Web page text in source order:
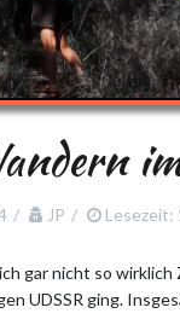
JP Lesezeit:
gar nicht so
UDSSR ging.